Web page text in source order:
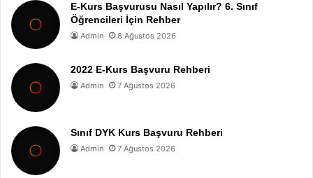
E-Kurs Başvurusu Nasıl Yapılır? 6. Sınıf
Öğrencileri İçin Rehber
Admin 8 Ağustos 2026
2022 E-Kurs Başvuru Rehberi
Admin 7 Ağustos 2026
Sınıf DYK Kurs Başvuru Rehberi
Admin 7 Ağustos 2026